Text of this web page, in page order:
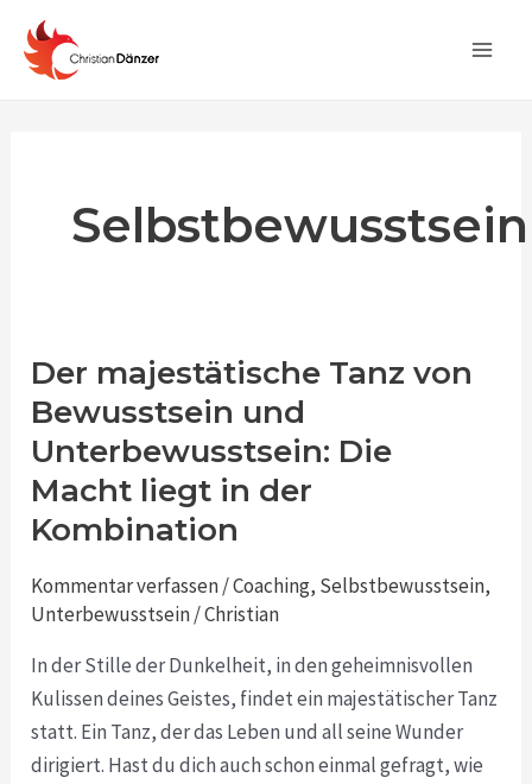
Inhalt
springen
Selbstbewusstsein
Der majestätische Tanz von
Bewusstsein und
Unterbewusstsein: Die
Macht liegt in der
Kombination
Kommentar verfassen/Coaching, Selbstbewusstsein,
Unterbewusstsein/Christian
In der Stille der Dunkelheit, in den geheimnisvollen
Kulissen deines Geistes, findet ein majestätischer Tanz
statt. Ein Tanz, der das Leben und all seine Wunder
dirigiert. Hast du dich auch schon einmal gefragt, wie
Der
majestätische
Tanz
von
Bewusstsein
und
Die
liegt
in
der
Kombination
Post
pagination